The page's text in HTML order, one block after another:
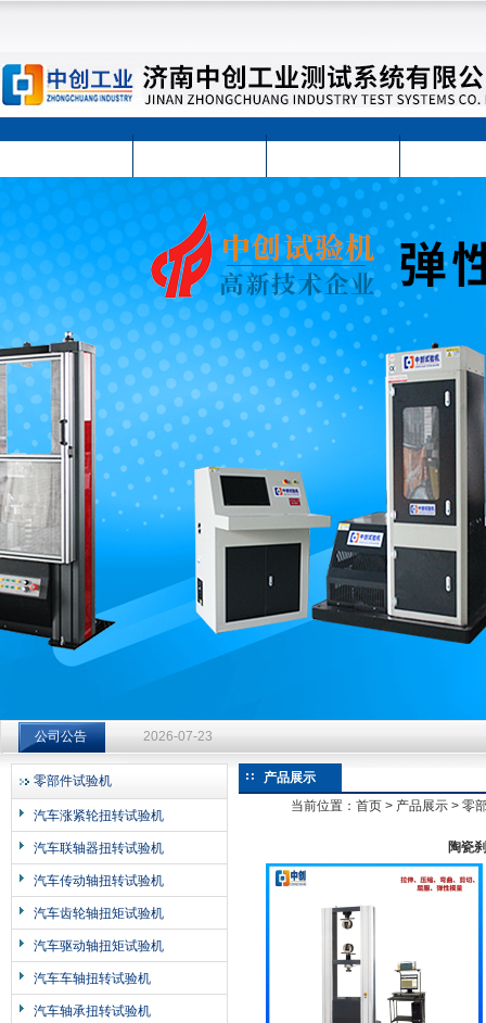
济南中创工业测试系统有限公司
公司公告 2026-07-23
钻杆扭转试验台选型指南：从额定扭矩到加载频率的工况适配
2026-07-23
钻杆扭转试验台选型指南：从额定扭矩到加载频率的工况适配
2026-07-23
零部件试验机
汽车涨紧轮扭转试验机
汽车联轴器扭转试验机
汽车传动轴扭转试验机
汽车齿轮轴扭矩试验机
汽车驱动轴扭矩试验机
汽车车轴扭转试验机
汽车轴承扭转试验机
产品展示
当前位置： 首页 > 产品展示 > 零
陶瓷